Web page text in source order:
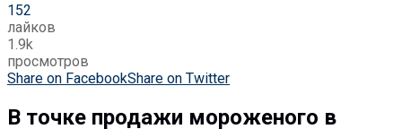
152
лайков
1.9k
просмотров
Share on FacebookShare on Twitter
В точке продажи мороженого в